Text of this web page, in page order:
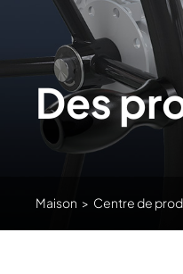
Des
Maison > Centre de